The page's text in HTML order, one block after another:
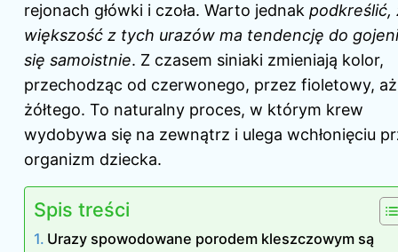
rejonach główki i czoła. Warto jednak podkreślić,
większość z tych urazów ma tendencję do
się samoistnie. Z czasem siniaki zmieniają kolor,
przechodząc od czerwonego, przez fioletowy,
żółtego. To naturalny proces, w którym krew
wydobywa się na zewnątrz i ulega wchłonięciu
organizm dziecka.
Spis treści
Urazy spowodowane porodem kleszczowym są